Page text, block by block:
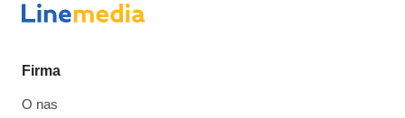
Firma
O nas